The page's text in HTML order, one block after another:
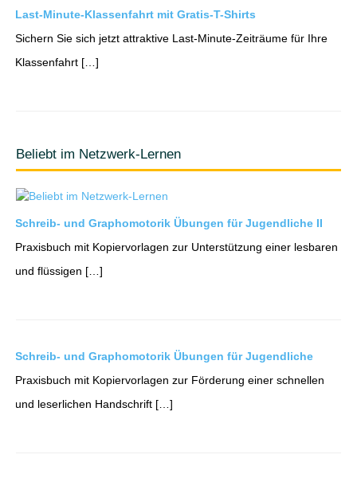
Last-Minute-Klassenfahrt mit Gratis-T-Shirts
Sichern Sie sich jetzt attraktive Last-Minute-Zeiträume für Ihre
Klassenfahrt […]
Beliebt im Netzwerk-Lernen
Schreib- und Graphomotorik Übungen für Jugendliche II
Praxisbuch mit Kopiervorlagen zur Unterstützung einer lesbaren
und flüssigen […]
Schreib- und Graphomotorik Übungen für Jugendliche
Praxisbuch mit Kopiervorlagen zur Förderung einer schnellen
und leserlichen Handschrift […]